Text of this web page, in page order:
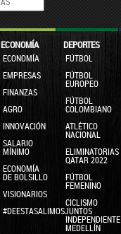
ECONOMÍA
ECONOMÍA
EMPRESAS
FINANZAS
AGRO
INNOVACIÓN
SALARIO
MÍNIMO
ECONOMÍA
DE BOLSILLO
VISIONARIOS
#DEESTASALIMOSJUNTOS
DEPORTES
FÚTBOL
FÚTBOL
EUROPEO
FÚTBOL
COLOMBIANO
ATLÉTICO
NACIONAL
ELIMINATORIAS
QATAR 2022
FÚTBOL
FEMENINO
CICLISMO
INDEPENDIENTE
MEDELLÍN